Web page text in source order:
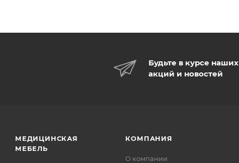
Будьте в курсе наших
акций и новостей
МЕДИЦИНСКАЯ
МЕБЕЛЬ
КОМПАНИЯ
О компании